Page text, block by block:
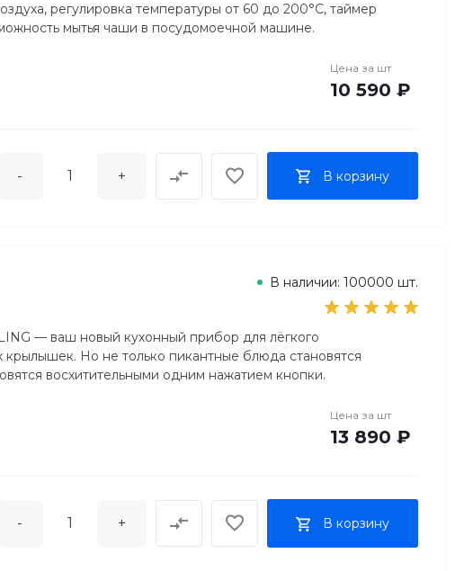
регулировка температуры от 60 до 200°C, таймер
мытья чаши в посудомоечной машине.
Цена за шт
10 590 ₽
- + В корзину
В наличии: 100000 шт.
— ваш новый кухонный прибор для лёгкого
Но не только пикантные блюда становятся
восхитительными одним нажатием кнопки.
Цена за шт
13 890 ₽
- + В корзину